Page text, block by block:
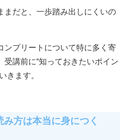
まだと、一歩踏み出しにくいの
ンプリートについて特に多く寄
受講前に“知っておきたいポイン
きます。
み方は本当に身につく